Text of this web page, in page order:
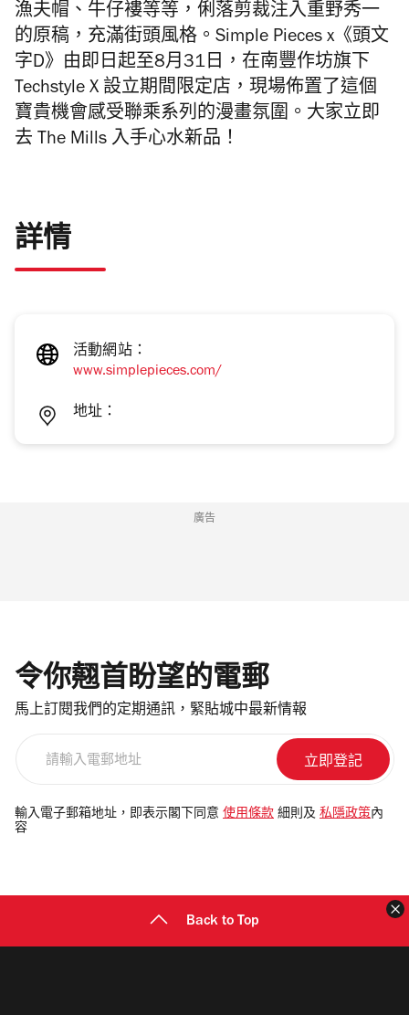
漁夫帽、牛仔褸等等，俐落剪裁注入重野秀一
的原稿，充滿街頭風格。Simple Pieces x《頭文
字D》由即日起至8月31日，在南豐作坊旗下
Techstyle X 設立期間限定店，現場佈置了這個
寶貴機會感受聯乘系列的漫畫氛圍。大家立即
去 The Mills 入手心水新品！
詳情
活動網站：
www.simplepieces.com/
地址：
廣告
令你翹首盼望的電郵
馬上訂閱我們的定期通訊，緊貼城中最新情報
電
郵
輸入電子郵箱地址，即表示閣下同意 使用條款 細則及 私隱政策 內
容
Back to Top